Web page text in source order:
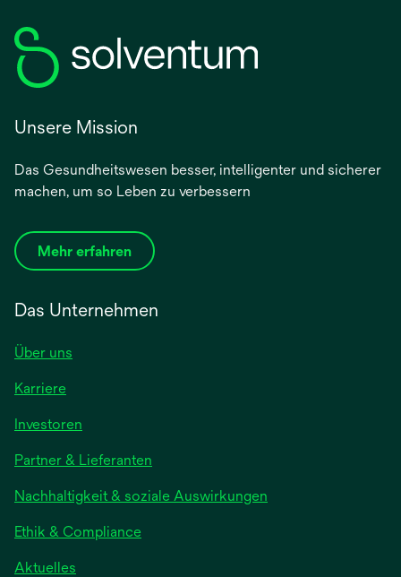
Unsere Mission
Das Gesundheitswesen besser, intelligenter und sicherer
machen, um so Leben zu verbessern
Mehr erfahren
Das Unternehmen
Über uns
Karriere
Investoren
Partner & Lieferanten
Nachhaltigkeit & soziale Auswirkungen
Ethik & Compliance
Aktuelles